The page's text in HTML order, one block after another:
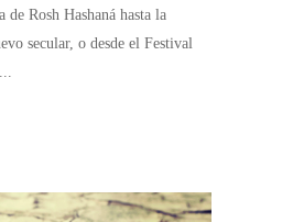
de Rosh Hashaná hasta la
secular, o desde el Festival